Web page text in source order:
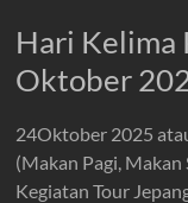
Hari Kelima
Oktober
24Oktober 2025
(Makan Pagi, Makan
Kegiatan Tour